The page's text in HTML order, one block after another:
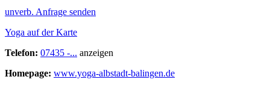
unverb. Anfrage senden
Yoga auf der Karte
Telefon: 07435 -... anzeigen
Homepage: www.yoga-albstadt-balingen.de